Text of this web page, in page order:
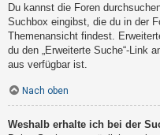
Du kannst die Foren
Suchbox eingibst, die du in der
Themenansicht findest.
du den „Erweiterte Suche“-Link
aus verfügbar ist.
Nach oben
Weshalb erhalte ich bei der